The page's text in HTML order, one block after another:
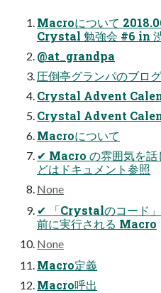
Macroについて
Crystal 勉強会 #6 in
@at_grandpa
圧倒亭グランパのブログ
Crystal Advent
Crystal Advent
Macroについて
✔ Macro の雰囲気を
どはドキュメント参照
None
✔ 「Crystalのコード
前に実行される Macro
None
Macro定義
Macro呼出